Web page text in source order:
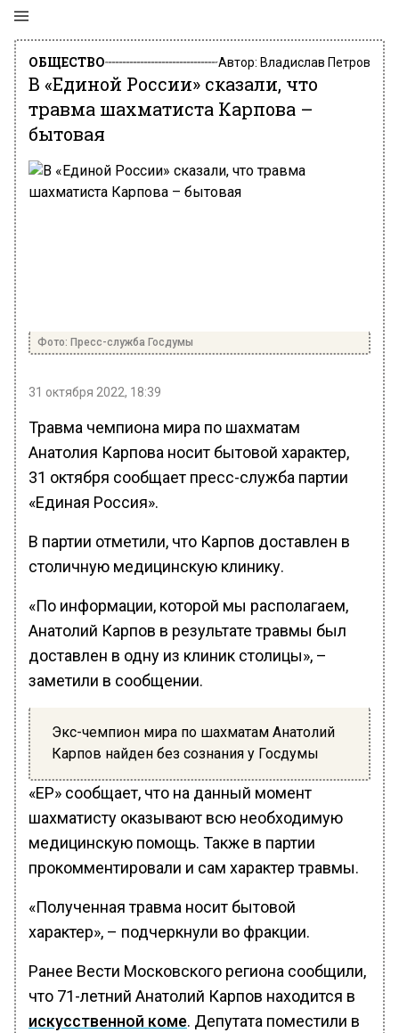
ОБЩЕСТВО Автор: Владислав Петров
В «Единой России» сказали, что
травма шахматиста Карпова –
бытовая
Фото: Пресс-служба Госдумы
31 октября 2022, 18:39
Травма чемпиона мира по шахматам
Анатолия Карпова носит бытовой характер,
31 октября сообщает пресс-служба партии
«Единая Россия».
В партии отметили, что Карпов доставлен в
столичную медицинскую клинику.
«По информации, которой мы располагаем,
Анатолий Карпов в результате травмы был
доставлен в одну из клиник столицы», –
заметили в сообщении.
Экс-чемпион мира по шахматам Анатолий
Карпов найден без сознания у Госдумы
«ЕР» сообщает, что на данный момент
шахматисту оказывают всю необходимую
медицинскую помощь. Также в партии
прокомментировали и сам характер травмы.
«Полученная травма носит бытовой
характер», – подчеркнули во фракции.
Ранее Вести Московского региона сообщили,
что 71-летний Анатолий Карпов находится в
искусственной коме. Депутата поместили в